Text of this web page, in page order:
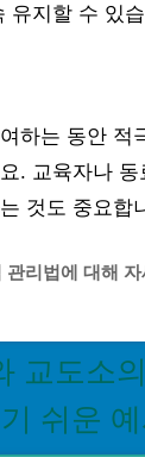
유지할 수 있
하는 동안 적
. 교육자나
것도 중요합
관리법에 대해
교도소
쉬운